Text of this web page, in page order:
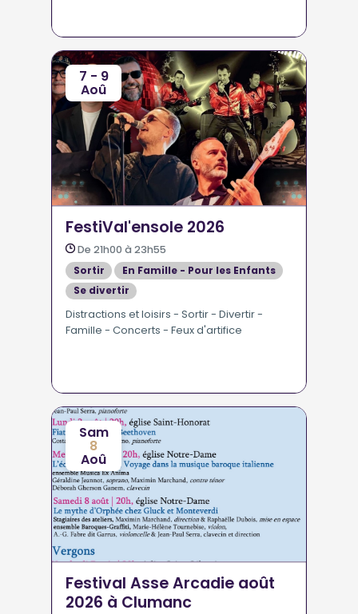
7 - 9
Aoû
FestiVal'ensole 2026
De 21h00 à 23h55
Sortir
En Famille - Pour les Enfants
Se divertir
Distractions et loisirs - Sortir - Divertir -
Famille - Concerts - Feux d'artifice
Sam
8
Aoû
Festival Asse Arcadie août
2026 à Clumanc